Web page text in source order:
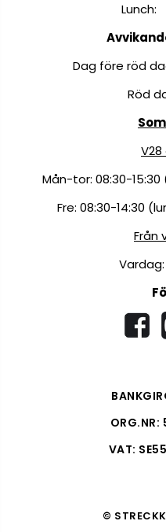
Lunch:
Dag före röd
Röd
Mån-tor: 08:30-15:30
Fre: 08:30-14:30
Från
Vardag:
VAT:
©